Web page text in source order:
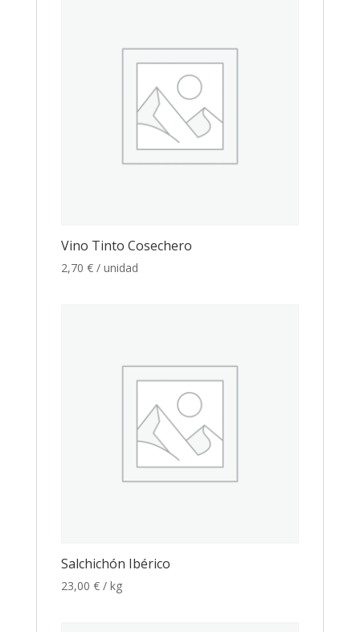
Vino Tinto Cosechero
2,70 € / unidad
Salchichón Ibérico
23,00 € / kg